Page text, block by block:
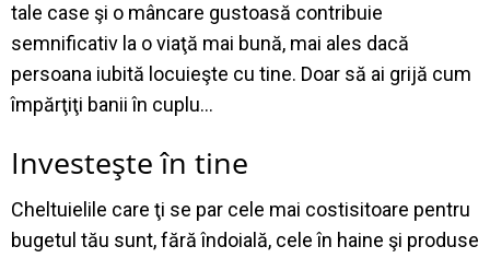
tale case şi o mâncare gustoasă contribuie
semnificativ la o viaţă mai bună, mai ales dacă
persoana iubită locuieşte cu tine. Doar să ai grijă cum
împărţiţi banii în cuplu…
Investeşte în tine
Cheltuielile care ţi se par cele mai costisitoare pentru
bugetul tău sunt, fără îndoială, cele în haine şi produse